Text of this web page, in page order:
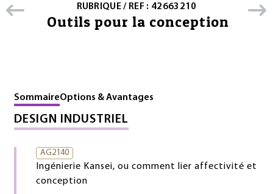
RUBRIQUE / REF : 42663210
Outils pour la conception
SommaireOptions & Avantages
DESIGN INDUSTRIEL
AG2140
Ingénierie Kansei, ou comment lier affectivité et
conception